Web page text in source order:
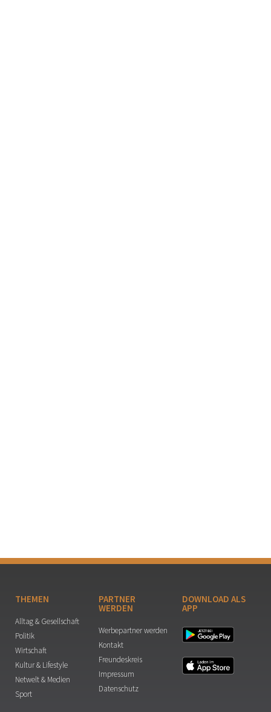
THEMEN
Alltag & Gesellschaft
Politik
Wirtschaft
Kultur & Lifestyle
Netwelt & Medien
Sport
PARTNER
WERDEN
Werbepartner werden
Kontakt
Freundeskreis
Impressum
Datenschutz
DOWNLOAD ALS
APP